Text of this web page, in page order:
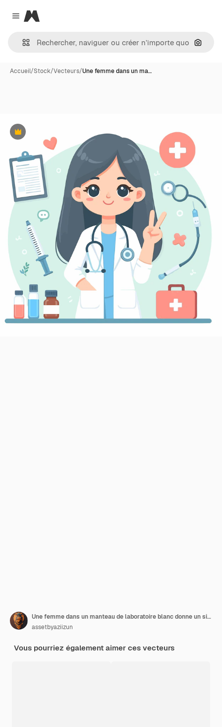
Close menu
Magnific
Accueil/Stock/Vecteurs/Une femme dans un ma…
Premium
Une femme dans un manteau de laboratoire blanc donne un signe de paix
assetbyaziizun
Vous pourriez également aimer ces vecteurs